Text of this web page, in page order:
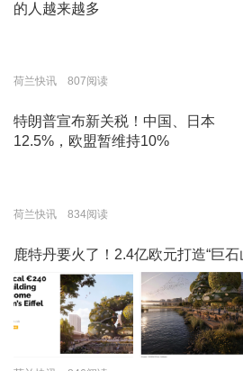
的人越来越多
荷兰快讯 807阅读
特朗普宣布新关税！中国、日本
12.5%，欧盟暂维持10%
荷兰快讯 834阅读
鹿特丹要火了！2.4亿欧元打造“巨